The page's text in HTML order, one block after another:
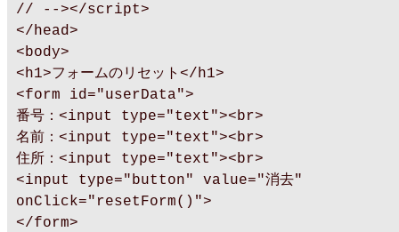
// --></script>
</head>
<body>
<h1>フォームのリセット</h1>
<form id="userData">
番号：<input type="text"><br>
名前：<input type="text"><br>
住所：<input type="text"><br>
<input type="button" value="消去"
onClick="resetForm()">
</form>